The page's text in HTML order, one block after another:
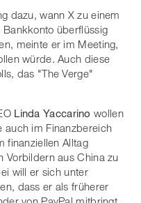
dazu, wann X zu einem
überflüssig
meinte er im Meeting,
würde. Auch diese
das "The Verge"
Linda Yaccarino wollen
auch im Finanzbereich
finanziellen Alltag
Vorbildern aus China zu
will er sich unter
dass er als früherer